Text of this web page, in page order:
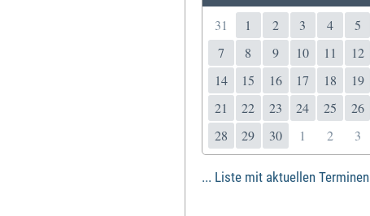
31 1 2 3 4 5
7
8 9 10 11 12
14
15 16 17 18 19
21
22 23 24 25 26
28
29 30 1 2 3
... Liste mit aktuellen Terminen